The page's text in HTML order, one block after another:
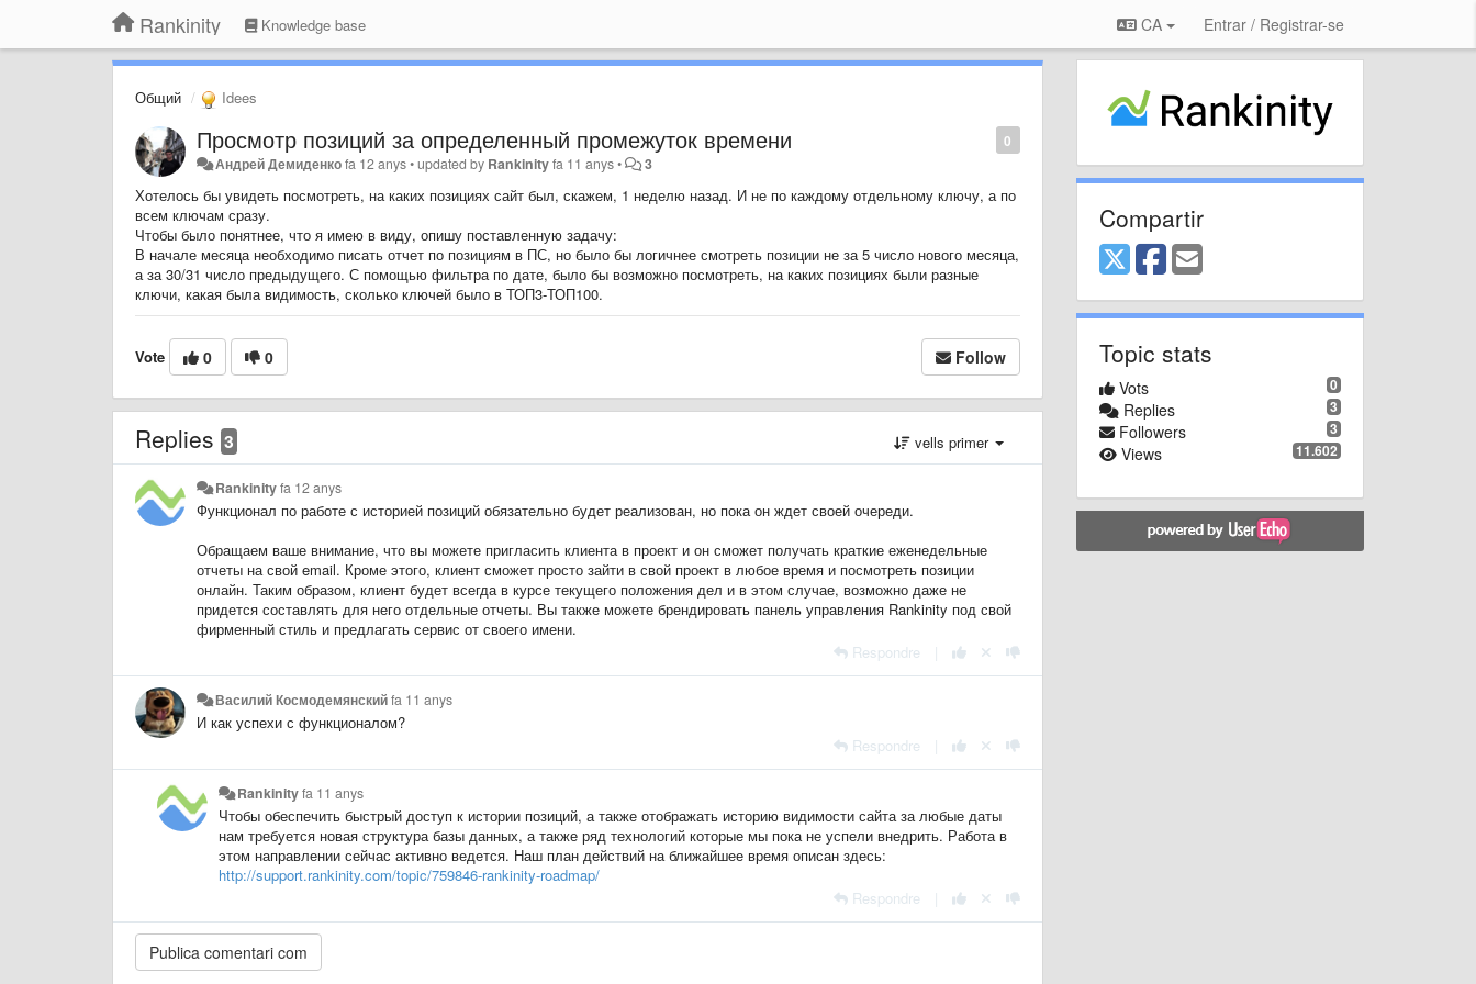
Rankinity Knowledge base CA Entrar / Registrar-se
Общий Idees
0
Просмотр позиций за определенный промежуток времени
Андрей Демиденкоfa 12 anys•updated by Rankinityfa 11 anys• 3
Хотелось бы увидеть посмотреть, на каких позициях сайт был, скажем, 1 неделю назад. И не по каждому отдельному ключу, а по
всем ключам сразу.
Чтобы было понятнее, что я имею в виду, опишу поставленную задачу:
В начале месяца необходимо писать отчет по позициям в ПС, но было бы логичнее смотреть позиции не за 5 число нового месяца,
а за 30/31 число предыдущего. С помощью фильтра по дате, было бы возможно посмотреть, на каких позициях были разные
ключи, какая была видимость, сколько ключей было в ТОП3-ТОП100.
Vote 0 0 Follow
Replies 3 vells primer
Rankinityfa 12 anys
Функционал по работе с историей позиций обязательно будет реализован, но пока он ждет своей очереди.
Обращаем ваше внимание, что вы можете пригласить клиента в проект и он сможет получать краткие еженедельные
отчеты на свой email. Кроме этого, клиент сможет просто зайти в свой проект в любое время и посмотреть позиции
онлайн. Таким образом, клиент будет всегда в курсе текущего положения дел и в этом случае, возможно даже не
придется составлять для него отдельные отчеты. Вы также можете брендировать панель управления Rankinity под свой
фирменный стиль и предлагать сервис от своего имени.
Respondre
Василий Космодемянскийfa 11 anys
И как успехи с функционалом?
Respondre
Rankinityfa 11 anys
Чтобы обеспечить быстрый доступ к истории позиций, а также отображать историю видимости сайта за любые даты
нам требуется новая структура базы данных, а также ряд технологий которые мы пока не успели внедрить. Работа в
этом направлении сейчас активно ведется. Наш план действий на ближайшее время описан здесь:
http://support.rankinity.com/topic/759846-rankinity-roadmap/
Respondre
Compartir
Topic stats
0
Vots
3
Replies
3
Followers
11.602
Views